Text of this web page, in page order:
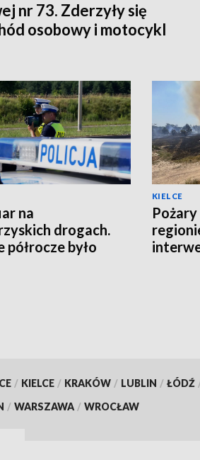
nr 73. Zderzyły się
osobowy i motocykl
na
drogach.
półrocze było
KIELCE
/ KIELCE / KRAKÓW / LUBLIN / ŁÓDŹ
/ WARSZAWA / WROCŁAW